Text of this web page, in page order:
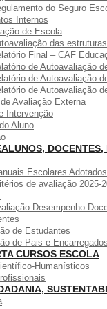
do Seguro
Internos
de Escola
das
Final – CAF
de Autoavaliação
de Autoavaliação
de Autoavaliação
Avaliação Externa
Intervenção
Aluno
ALUNOS, DOCENTES,
Escolares Adotados
de avaliação 2025-
Desempenho
de Estudantes
de Pais e
CURSOS ESCOLA
Humanísticos